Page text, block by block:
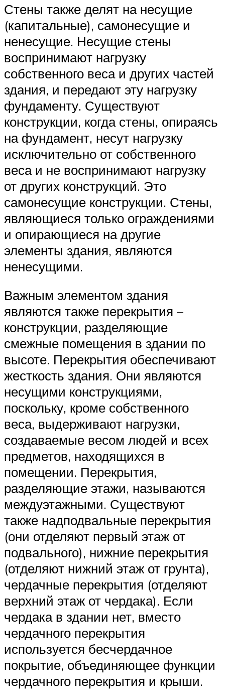
Стены также делят на несущие
(капитальные), самонесущие и
ненесущие. Несущие стены
воспринимают нагрузку
собственного веса и других частей
здания, и передают эту нагрузку
фундаменту. Существуют
конструкции, когда стены, опираясь
на фундамент, несут нагрузку
исключительно от собственного
веса и не воспринимают нагрузку
от других конструкций. Это
самонесущие конструкции. Стены,
являющиеся только ограждениями
и опирающиеся на другие
элементы здания, являются
ненесущими.
Важным элементом здания
являются также перекрытия –
конструкции, разделяющие
смежные помещения в здании по
высоте. Перекрытия обеспечивают
жесткость здания. Они являются
несущими конструкциями,
поскольку, кроме собственного
веса, выдерживают нагрузки,
создаваемые весом людей и всех
предметов, находящихся в
помещении. Перекрытия,
разделяющие этажи, называются
междуэтажными. Существуют
также надподвальные перекрытия
(они отделяют первый этаж от
подвального), нижние перекрытия
(отделяют нижний этаж от грунта),
чердачные перекрытия (отделяют
верхний этаж от чердака). Если
чердака в здании нет, вместо
чердачного перекрытия
используется бесчердачное
покрытие, объединяющее функции
чердачного перекрытия и крыши.